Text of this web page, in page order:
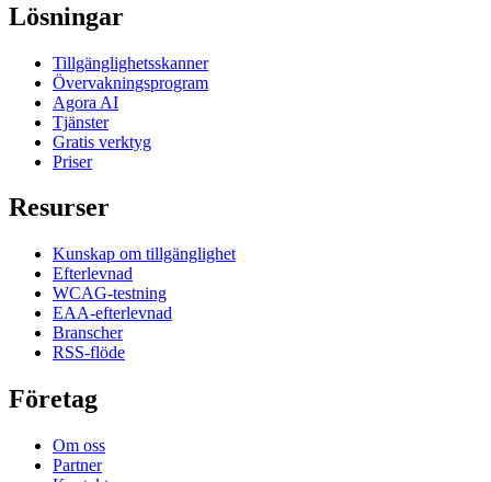
Lösningar
Tillgänglighetsskanner
Övervakningsprogram
Agora AI
Tjänster
Gratis verktyg
Priser
Resurser
Kunskap om tillgänglighet
Efterlevnad
WCAG-testning
EAA-efterlevnad
Branscher
RSS-flöde
Företag
Om oss
Partner